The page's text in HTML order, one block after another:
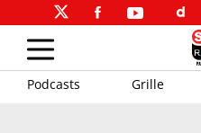
Podcasts Grille